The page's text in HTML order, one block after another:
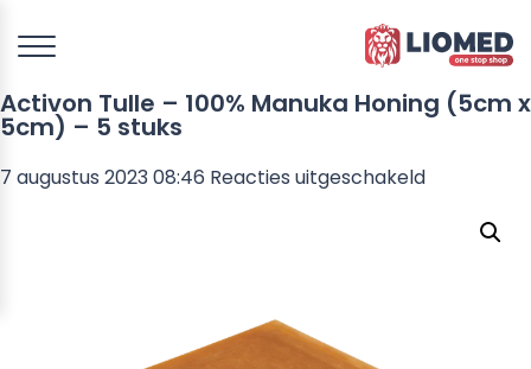
Activon Tulle – 100% Manuka Honing (5cm x
5cm) – 5 stuks
7 augustus 2023 08:46 Reacties uitgeschakeldvoor